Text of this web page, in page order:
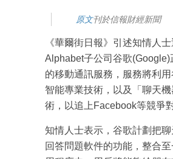
原文刊於信報財經新聞
《華爾街日報》引述知情人士
Alphabet子公司谷歌(Google)
的移動通訊服務，服務將利
智能專業技術，以及「聊天
術，以追上Facebook等競爭
知情人士表示，谷歌計劃把
回答問題軟件的功能，整合